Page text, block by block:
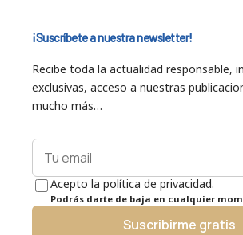
¡Suscríbete a nuestra newsletter!
Recibe toda la actualidad responsable,
exclusivas, acceso a nuestras
mucho más…
Acepto la política de privacidad.
Podrás darte de baja en cualquier
Suscribirme gratis